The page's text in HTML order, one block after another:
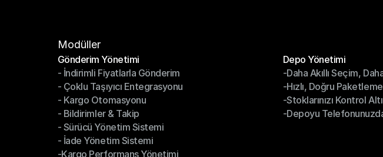
Modüller
Gönderim Yönetimi
Gönderim Yönetimi
- İndirimli Fiyatlarla Gönderim
- İndirimli Fiyatlarla Gönderim
- Çoklu Taşıyıcı Entegrasyonu
- Çoklu Taşıyıcı Entegrasyonu
- Kargo Otomasyonu
- Kargo Otomasyonu
- Bildirimler & Takip
- Bildirimler & Takip
- Sürücü Yönetim Sistemi
- Sürücü Yönetim Sistemi
- İade Yönetim Sistemi
- İade Yönetim Sistemi
-Kargo Performans Yönetimi
Depo Yönetimi
Depo Yönetimi
-Daha Akıllı Seçim,
-Daha Akıllı Seçim,
-Hızlı, Doğru
-Hızlı, Doğru
-Stoklarınızı Kontrol
-Stoklarınızı Kontrol
-Depoyu